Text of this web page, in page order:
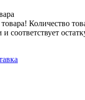
Количество
соответствует